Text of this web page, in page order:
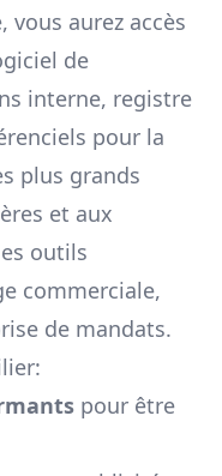
aurez accès
de
interne, registre
pour la
plus grands
et aux
outils
commerciale,
de mandats.
pour être